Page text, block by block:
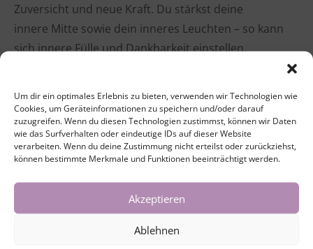
Um dir ein optimales Erlebnis zu bieten, verwenden wir Technologien wie
Cookies, um Geräteinformationen zu speichern und/oder darauf
zuzugreifen. Wenn du diesen Technologien zustimmst, können wir Daten
wie das Surfverhalten oder eindeutige IDs auf dieser Website
verarbeiten. Wenn du deine Zustimmung nicht erteilst oder zurückziehst,
können bestimmte Merkmale und Funktionen beeinträchtigt werden.
Akzeptieren
Ablehnen
Zuversicht und neue Kraft. Du stärkst deine
innere Mitte sowie dein inneres Leuchten – so kann
sich innere Fülle und Dankbarkeit einstellen.
Regeneration und bringt uns aus dem Tun ins Sein.
Gerade in Zeiten von Stress, Überforderung oder
emotionaler Unruhe kann diese Form des Yoga eine
Einladung sein, wieder in Verbindung mit sich selbst
zu kommen, jenseits von Leistung und Anspruch.
Tauche ein in die nährende, fürsorgliche Kraft der
Mutter Erde und schenke dir eine wohltuende und